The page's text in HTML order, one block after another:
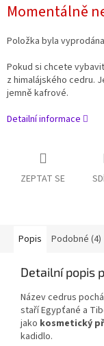
cena:
Momentálně
Položka byla
Pokud si chcete
z himalájského cedru.
jemně kafrové.
Detailní informace
ZEPTAT SE
Popis Podobné (4)
Detailní popis
Název cedrus
staří Egypťané a
jako kosmetický
kadidlo.